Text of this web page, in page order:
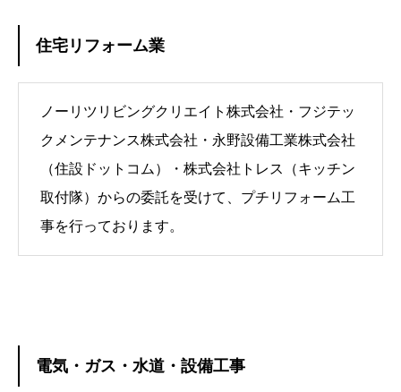
住宅リフォーム業
ノーリツリビングクリエイト株式会社・フジテッ
クメンテナンス株式会社・永野設備工業株式会社
（住設ドットコム）・株式会社トレス（キッチン
取付隊）からの委託を受けて、プチリフォーム工
事を行っております。
電気・ガス・水道・設備工事